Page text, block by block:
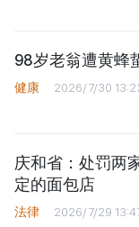
98岁老翁遭黄蜂
健康 2026/7/30
庆和省：处罚两
定的面包店
法律 2026/7/29